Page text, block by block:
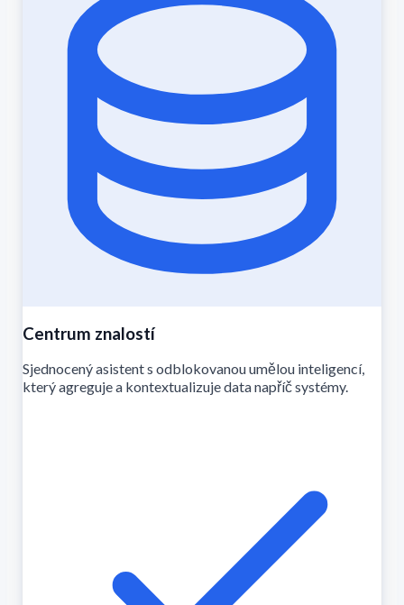
Centrum znalostí
Sjednocený asistent s odblokovanou umělou inteligencí,
který agreguje a kontextualizuje data napříč systémy.